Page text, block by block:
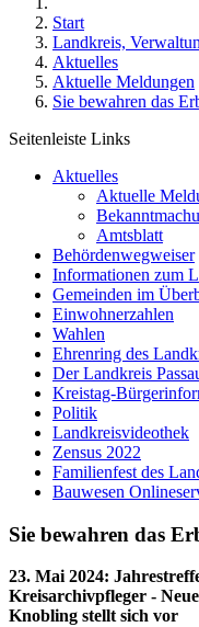
Start
Landkreis,
Aktuelles
Aktuelle Meldungen
Sie bewahren das
Seitenleiste Links
Aktuelles
Aktuelle
Amtsblatt
Behördenwegweiser
Informationen zum
Gemeinden im
Einwohnerzahlen
Wahlen
Ehrenring des
Der Landkreis
Kreistag-
Politik
Landkreisvideothek
Zensus 2022
Familienfest des
Bauwesen
Sie bewahren das
23. Mai 2024:
Kreisarchivpfleger -
Knobling stellt sich vor